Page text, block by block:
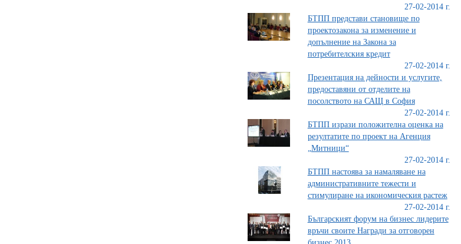
27-02-2014 г.
БТПП представи становище по
проектозакона за изменение и
допълнение на Закона за
потребителския кредит
27-02-2014 г.
Презентация на дейности и услугите,
предоставяни от отделите на
посолството на САЩ в София
27-02-2014 г.
БТПП изрази положителна оценка на
резултатите по проект на Агенция
„Митници“
27-02-2014 г.
БТПП настоява за намаляване на
административните тежести и
стимулиране на икономическия растеж
27-02-2014 г.
Българският форум на бизнес лидерите
връчи своите Награди за отговорен